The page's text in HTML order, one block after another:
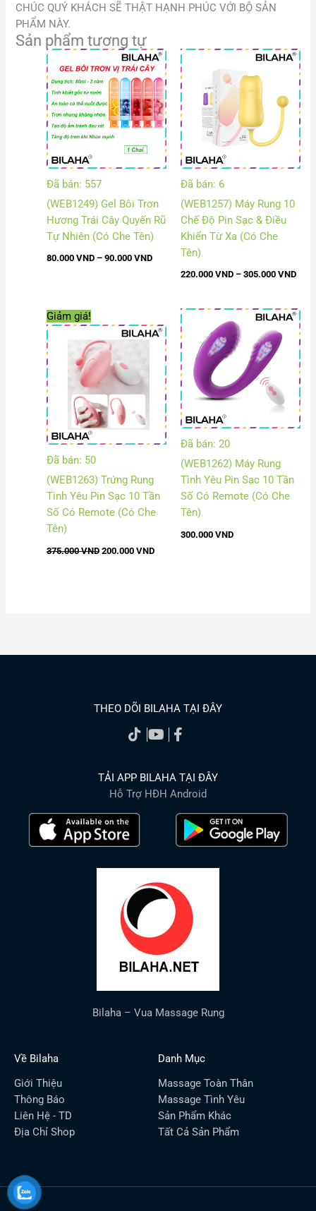
CHÚC QUÝ KHÁCH SẼ THẬT HẠNH PHÚC VỚI BỘ SẢN
PHẨM NÀY.
Sản phẩm tương tự
Đã bán: 557
(WEB1249) Gel Bôi Trơn
Hương Trái Cây Quyến Rũ
Tự Nhiên (Có Che Tên)
80.000VND – 90.000VND
Khoảng
giá:
từ
80.000 VND
đến
90.000 VND
Đã bán: 6
(WEB1257) Máy Rung 10
Chế Độ Pin Sạc & Điều
Khiển Từ Xa (Có Che
Tên)
220.000 VND – 305.000 VND
giá:
từ
đến
Giảm giá!
Đã bán: 50
(WEB1263) Trứng Rung
Tình Yêu Pin Sạc 10 Tần
Số Có Remote (Có Che
Tên)
375.000VND
gốc
là:
375.000 VND.
200.000VND
hiện
tại
200.000 VND.
Đã bán: 20
(WEB1262) Máy Rung
Tình Yêu Pin Sạc 10 Tần
Số Có Remote (Có Che
Tên)
300.000 VND
THEO DÕI BILAHA TẠI ĐÂY
TẢI APP BILAHA TẠI ĐÂY
Hỗ Trợ HĐH Android
Bilaha – Vua Massage Rung
Về Bilaha
Giới Thiệu
Thông Báo
Liên Hệ - TD
Địa Chỉ Shop
Danh Mục
Massage Toàn Thân
Massage Tình Yêu
Sản Phẩm Khác
Tất Cả Sản Phẩm